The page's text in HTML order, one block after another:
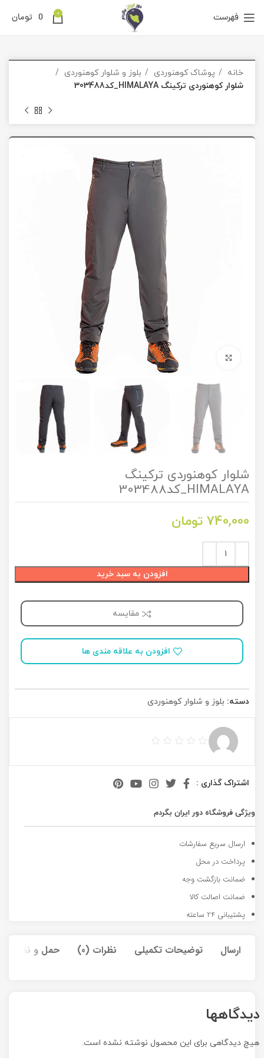
فهرست 0
0 تومان
خانه پوشاک کوهنوردی
بلوز و شلوار کوهنوردی
شلوار کوهنوردی ترکینگ HIMALAYA_کد303488
برای بزرگنمایی کلیک کنید
شلوار کوهنوردی ترکینگ
HIMALAYA_کد303488
740,000 تومان
افزودن به سبد خرید
مقایسه
افزودن به علاقه مندی ها
دسته: بلوز و شلوار کوهنوردی
اشتراک گذاری :
ویژگی فروشگاه دور ایران بگردم
ارسال سریع سفارشات
پرداخت در محل
ضمانت بازگشت وجه
ضمانت اصالت کالا
پشتیبانی 24 ساعته
ارسال توضیحات تکمیلی نظرات (0) حمل و نقل کالا
دیدگاهها
هیچ دیدگاهی برای این محصول نوشته نشده است.